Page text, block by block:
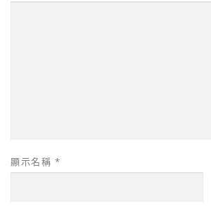
顯示名稱 *